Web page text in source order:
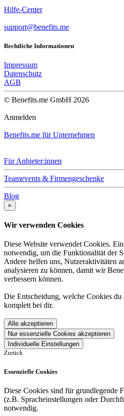
Hilfe-Center
support@benefits.me
Rechtliche Informationen
Impressum
Datenschutz
AGB
© Benefits.me GmbH 2026
Anmelden
Benefits.me für Unternehmen
Für Anbieter:innen
Teamevents & Firmengeschenke
Blog
×
Wir verwenden Cookies
Diese Website verwendet Cookies.
notwendig, um die Funktionalität der
Andere helfen uns, Nutzeraktivitäten
analysieren zu können, damit wir
verbessern können.
Die Entscheidung, welche Cookies du
komplett bei dir.
Alle akzeptieren
Nur essenzielle Cookies akzeptieren
Individuelle Einstellungen
Zurück
Essenzielle Cookies
Diese Cookies sind für grundlegende
(z.B. Spracheinstellungen oder
notwendig.